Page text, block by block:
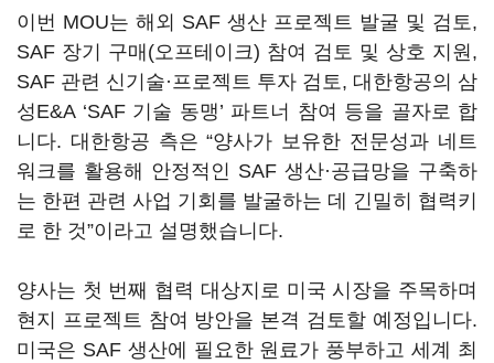
이번 MOU는 해외 SAF 생산 프로젝트 발굴 및 검토,
SAF 장기 구매(오프테이크) 참여 검토 및 상호 지원,
SAF 관련 신기술·프로젝트 투자 검토, 대한항공의 삼
성E&A ‘SAF 기술 동맹’ 파트너 참여 등을 골자로 합
니다. 대한항공 측은 “양사가 보유한 전문성과 네트
워크를 활용해 안정적인 SAF 생산·공급망을 구축하
는 한편 관련 사업 기회를 발굴하는 데 긴밀히 협력키
로 한 것”이라고 설명했습니다.
양사는 첫 번째 협력 대상지로 미국 시장을 주목하며
현지 프로젝트 참여 방안을 본격 검토할 예정입니다.
미국은 SAF 생산에 필요한 원료가 풍부하고 세계 최